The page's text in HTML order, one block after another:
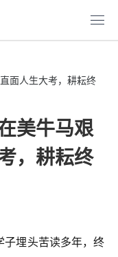
面人生大考，耕耘终
美牛马艰
，耕耘终
子埋头苦读多年，终